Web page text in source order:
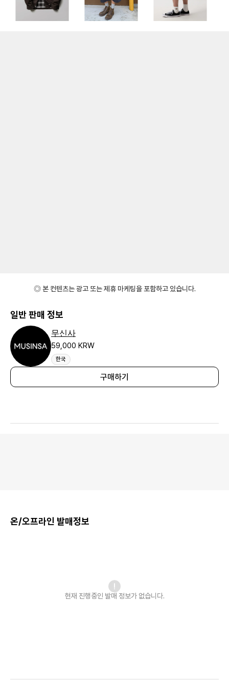
◎ 본 컨텐츠는 광고 또는 제휴 마케팅을 포함하고 있습니다.
일반 판매 정보
무신사
59,000 KRW
한국
구매하기
온/오프라인 발매정보
현재 진행중인 발매 정보가 없습니다.